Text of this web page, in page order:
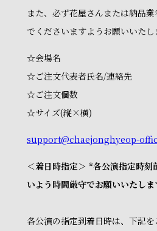
また、必ず花屋さんまたは納品
でくださいますようお願いいたし
☆会場名
☆ご注文代表者氏名/連絡先
☆ご注文個数
☆サイズ(縦×横)
support@chaejonghyeop-
＜着日時指定＞ *各公演指定時刻
いよう時間厳守でお願いいたしま
各公演の指定到着日時は、下記を